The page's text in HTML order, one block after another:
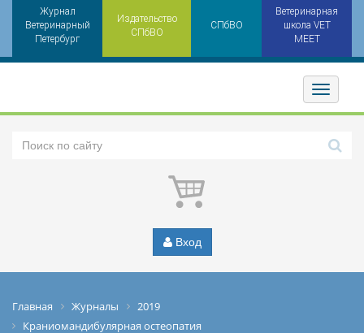
Журнал
Ветеринарный
Петербург
Издательство
СПбВО
СПбВО
Ветеринарная
школа VET
MEET
Toggler
Вход
Главная Журналы
2019
Краниомандибулярная остеопатия